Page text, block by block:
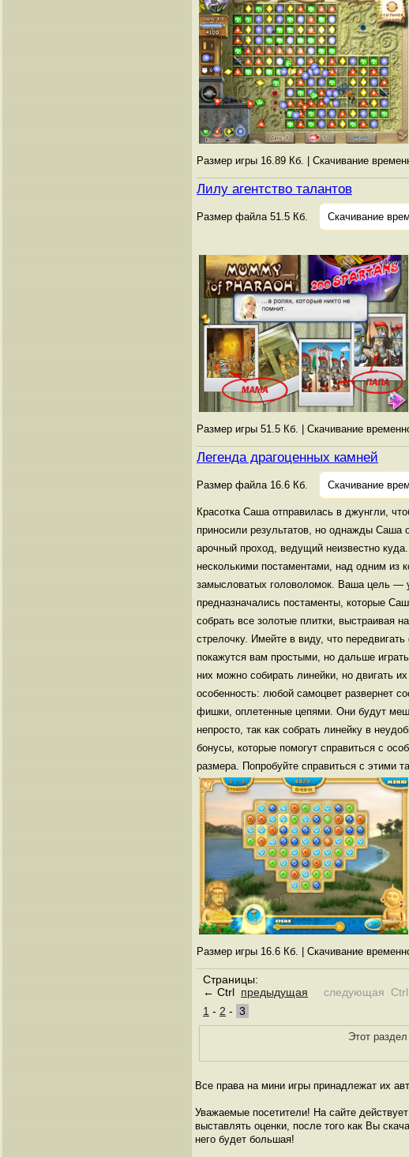
Размер игры 16.89 Кб. | Скачивание
Лилу агентство талантов
Размер файла 51.5 Кб. Скачивание
Размер игры 51.5 Кб. | Скачивание
Легенда драгоценных камней
Размер файла 16.6 Кб. Скачивание
Красотка Саша отправилась в джунгли,
приносили результатов, но однажды Саша
арочный проход, ведущий неизвестно
несколькими постаментами, над одним из
замысловатых головоломок. Ваша цель —
предназначались постаменты, которые
собрать все золотые плитки, выстраивая
стрелочку. Имейте в виду, что
покажутся вам простыми, но дальше
них можно собирать линейки, но двигать
особенность: любой самоцвет развернет
фишки, оплетенные цепями. Они будут
непросто, так как собрать линейку в
бонусы, которые помогут справиться с
размера. Попробуйте справиться с этими
Размер игры 16.6 Кб. | Скачивание
Страницы:
← Ctrl предыдущая
следующая
1 - 2 - 3
Этот
Все права на мини игры принадлежат их
Уважаемые посетители! На сайте действует
выставлять оценки, после того как Вы
него будет большая!